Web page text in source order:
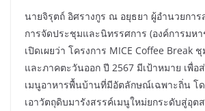
นายจิรุตถ์ อิศรางกูร ณ อยุธยา ผู้อำนวยการ
การจัดประชุมและนิทรรศการ (องค์การมห
เปิดเผยว่า โครงการ MICE Coffee Break
และภาคตะวันออก ปี 2567 มีเป้าหมาย เพื่
เมนูอาหารพื้นบ้านที่มีอัตลักษณ์เฉพาะถิ่น โ
เอาวัตถุดิบมารังสรรค์เมนูใหม่ยกระดับสู่อุต